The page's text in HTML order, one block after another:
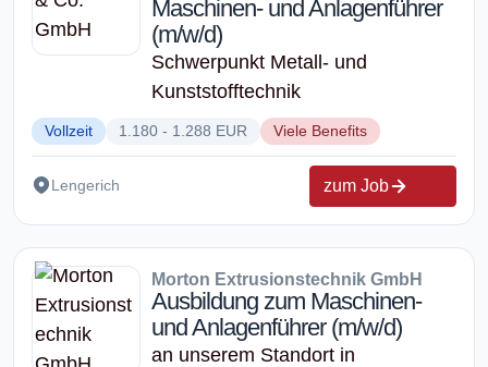
Maschinen- und Anlagenführer
(m/w/d)
Schwerpunkt Metall- und
Kunststofftechnik
Vollzeit 1.180 - 1.288 EUR Viele Benefits
Lengerich zum Job
Morton Extrusionstechnik GmbH
Ausbildung zum Maschinen-
und Anlagenführer (m/w/d)
an unserem Standort in